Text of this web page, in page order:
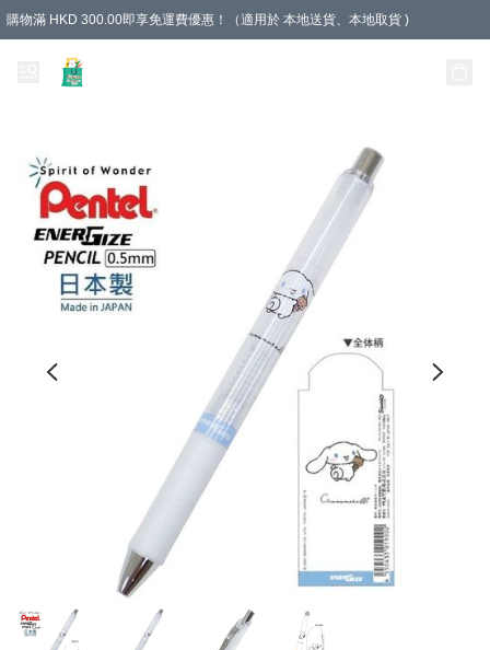
購物滿 HKD 300.00即享免運費優惠！（適用於 本地送貨、本地取貨 )